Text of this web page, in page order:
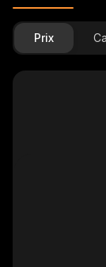
Prix